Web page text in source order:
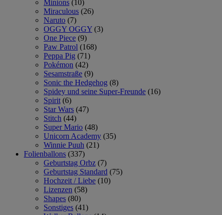
Minions (10)
Miraculous (26)
Naruto (7)
OGGY OGGY (3)
One Piece (9)
Paw Patrol (168)
Peppa Pig (71)
Pokémon (42)
Sesamstraße (9)
Sonic the Hedgehog (8)
Spidey und seine Super-Freunde (16)
Spirit (6)
Star Wars (47)
Stitch (44)
Super Mario (48)
Unicorn Academy (35)
Winnie Puuh (21)
Folienballons (337)
Geburtstag Orbz (7)
Geburtstag Standard (75)
Hochzeit / Liebe (10)
Lizenzen (58)
Shapes (80)
Sonstiges (41)